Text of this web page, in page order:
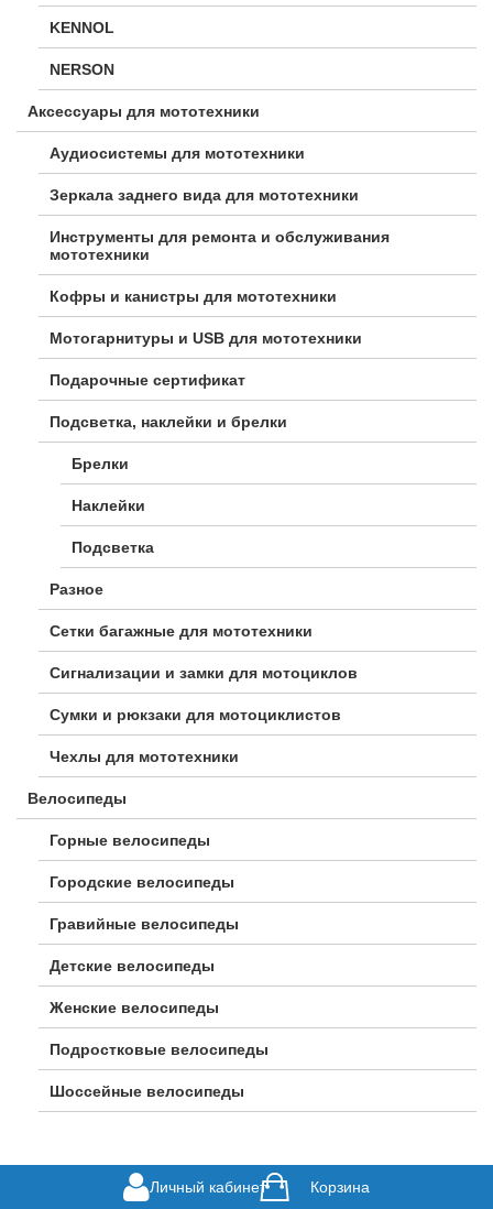
KENNOL
NERSON
Аксессуары для мототехники
Аудиосистемы для мототехники
Зеркала заднего вида для мототехники
Инструменты для ремонта и обслуживания
мототехники
Кофры и канистры для мототехники
Мотогарнитуры и USB для мототехники
Подарочные сертификат
Подсветка, наклейки и брелки
Брелки
Наклейки
Подсветка
Разное
Сетки багажные для мототехники
Сигнализации и замки для мотоциклов
Сумки и рюкзаки для мотоциклистов
Чехлы для мототехники
Велосипеды
Горные велосипеды
Городские велосипеды
Гравийные велосипеды
Детские велосипеды
Женские велосипеды
Подростковые велосипеды
Шоссейные велосипеды
Личный кабинет Корзина